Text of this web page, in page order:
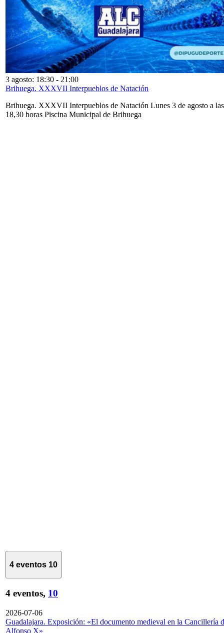
3 agosto: 18:30 - 21:00
Brihuega. XXXVII Interpueblos de Natación
Brihuega. XXXVII Interpueblos de Natación Lunes 3 de agosto a las
18,30 horas Piscina Municipal de Brihuega
4 eventos 10
4 eventos, 10
2026-07-06
Guadalajara. Exposición: «El documento medieval en la Cancillería
Alfonso X»